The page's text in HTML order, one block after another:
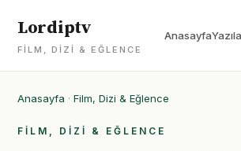
Lordiptv
FILM, DIZI & EĞLENCE
Anasayfa
Anasayfa · Film, Dizi & Eğlence
FILM, DIZI & EĞLENCE